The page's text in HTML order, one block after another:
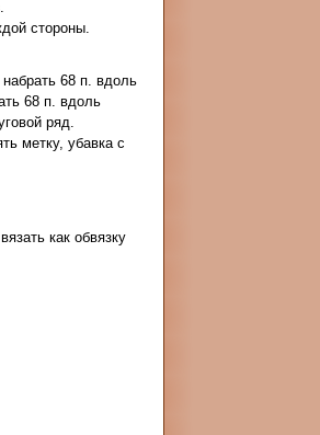
стороны.
68 п. вдоль
68 п. вдоль
ряд.
метку, убавка с
как обвязку